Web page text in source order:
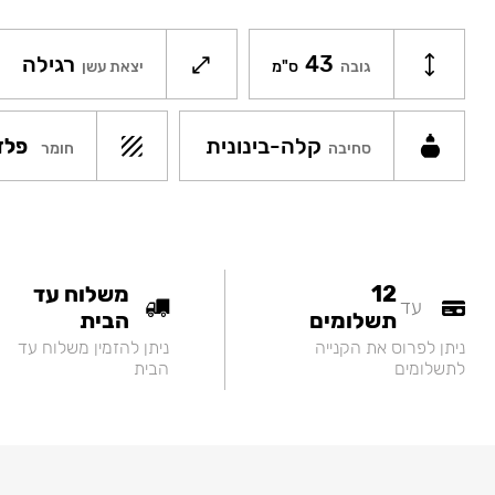
גובה 43 ס"מ יצאת עשן רגילה
סחיבה קלה-בינונית חומר
עד12
תשלומים
ניתן לפרוס את הקנייה
לתשלומים
משלוח עד
הבית
ניתן להזמין משלוח עד
הבית